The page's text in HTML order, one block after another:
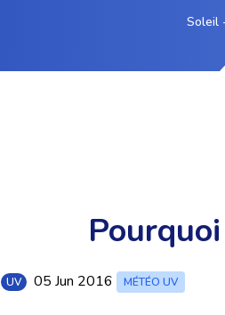
Soleil
UV 05 Jun 2016 MÉTÉO UV